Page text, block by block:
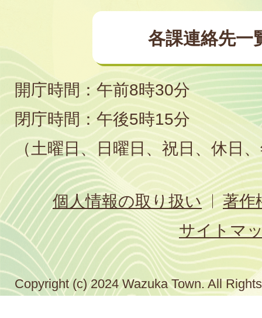
各課連絡先一
開庁時間：午前8時30分
閉庁時間：午後5時15分
（土曜日、日曜日、祝日、休日
個人情報の取り扱い
著作
サイトマ
Copyright (c) 2024 Wazuka Town. All